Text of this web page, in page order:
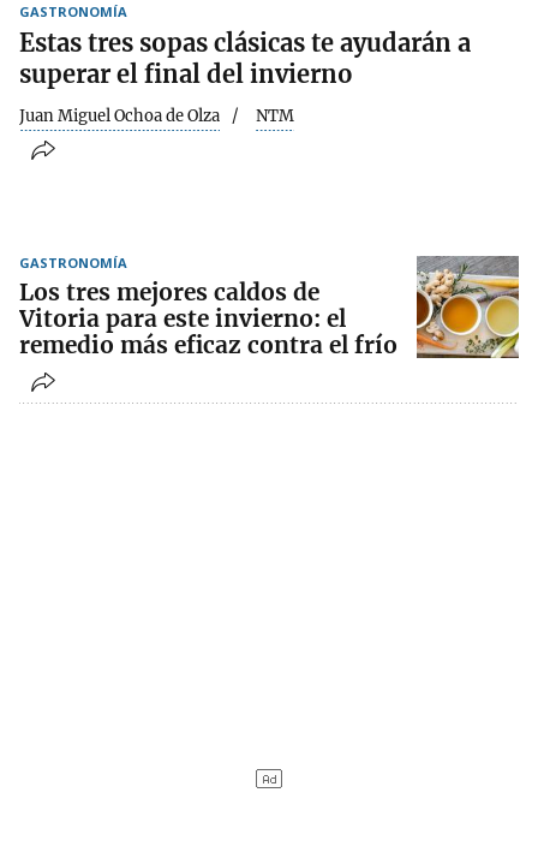
GASTRONOMÍA
Estas tres sopas clásicas te ayudarán a
superar el final del invierno
Juan Miguel Ochoa de Olza NTM
GASTRONOMÍA
Los tres mejores caldos de
Vitoria para este invierno: el
remedio más eficaz contra el frío